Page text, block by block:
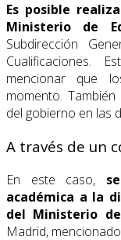
Es posible
Ministerio de
Subdirección
Cualificaciones.
mencionar que
momento.
del gobierno en las
A través de un
En este caso,
académica a la
del Ministerio
Madrid,